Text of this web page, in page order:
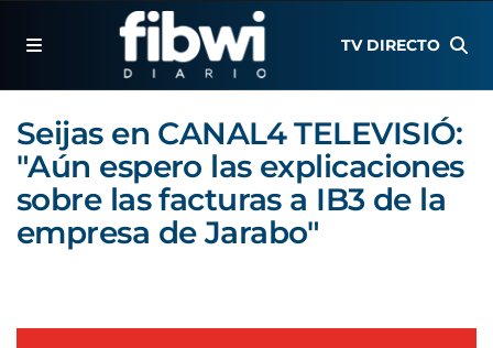
TV DIRECTO
Seijas en CANAL4 TELEVISIÓ:
"Aún espero las explicaciones
sobre las facturas a IB3 de la
empresa de Jarabo"